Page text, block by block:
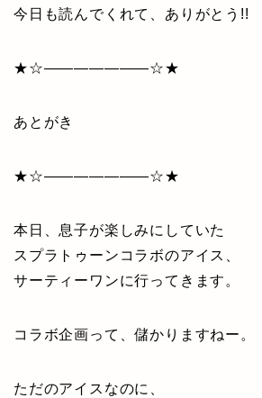
今日も読んでくれて、ありがとう!!
★☆———————☆★
あとがき
★☆———————☆★
本日、息子が楽しみにしていた
スプラトゥーンコラボのアイス、
サーティーワンに行ってきます。
コラボ企画って、儲かりますねー。
ただのアイスなのに、